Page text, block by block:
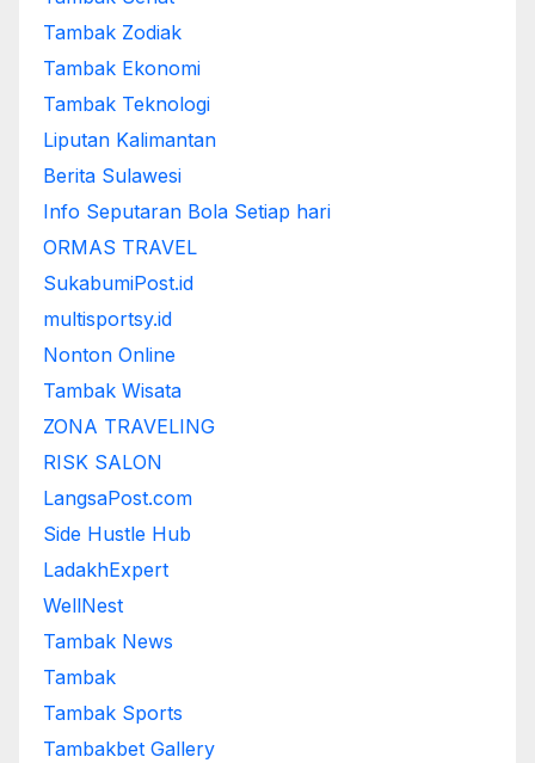
Tambak Zodiak
Tambak Ekonomi
Tambak Teknologi
Liputan Kalimantan
Berita Sulawesi
Info Seputaran Bola Setiap hari
ORMAS TRAVEL
SukabumiPost.id
multisportsy.id
Nonton Online
Tambak Wisata
ZONA TRAVELING
RISK SALON
LangsaPost.com
Side Hustle Hub
LadakhExpert
WellNest
Tambak News
Tambak
Tambak Sports
Tambakbet Gallery